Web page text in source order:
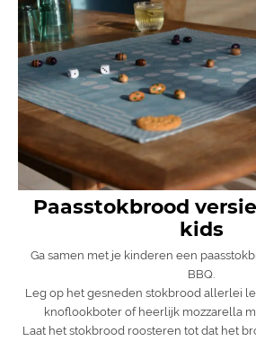
Paasstokbrood
kids
Ga samen met je kinderen een
BBQ.
Leg op het gesneden stokbrood allerlei
knoflookboter of heerlijk mozzarella
Laat het stokbrood roosteren tot dat het